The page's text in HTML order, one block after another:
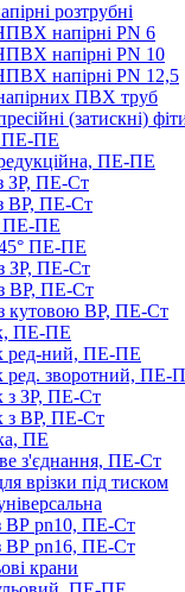
розтрубні
напірні PN 6
напірні PN 10
напірні PN 12,5
ПВХ труб
(затискні)
ПЕ-ПЕ
ПЕ-ПЕ
ЗР, ПЕ-Ст
ВР, ПЕ-Ст
ПЕ-ПЕ
ПЕ-ПЕ
ЗР, ПЕ-Ст
ВР, ПЕ-Ст
кутовою ВР, ПЕ-Ст
ПЕ-ПЕ
ред-ний, ПЕ-ПЕ
ред. зворотний, ПЕ-
з ЗР, ПЕ-Ст
з ВР, ПЕ-Ст
ПЕ
з'єднання, ПЕ-Ст
врізки під тиском
​​ВР pn10, ПЕ-Ст
ВР pn16, ПЕ-Ст
крани